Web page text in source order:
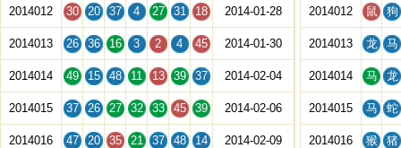
2014012 30 20 37 4 27 31 18 2014-01-28
2014013 26 36 16 3 2 4 45 2014-01-30
2014014 49 15 48 11 13 39 37 2014-02-04
2014015 37 26 27 32 33 45 39 2014-02-06
2014016 47 20 35 21 37 48 14 2014-02-09
2014012 鼠 狗
2014013 龙 马
2014014 马 龙
2014015 马 蛇
2014016 猴 猪